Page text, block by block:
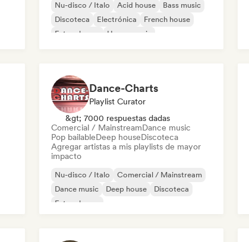
Nu-disco / Italo Acid house
Bass music
Discoteca
Electrónica
French house
Future house
House music
Dance-Charts
Playlist Curator
&gt; 7000 respuestas dadas
Comercial / MainstreamDance music
Pop bailableDeep houseDiscoteca
Agregar artistas a mis playlists de mayor
impacto
Nu-disco / Italo
Comercial / Mainstream
Dance music
Deep house
Discoteca
Future house